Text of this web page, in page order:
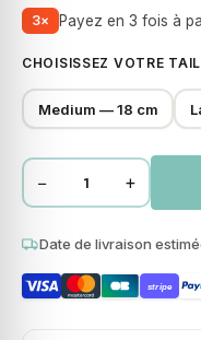
3× Payez en 3 fois à
CHOISISSEZ VOTRE
Medium — 18 cm
quantité
Bracelet
cuir
marron
lisse
− +
Date de livraison
stripe